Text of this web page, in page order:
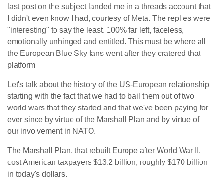
last post on the subject landed me in a threads account that
I didn't even know I had, courtesy of Meta. The replies were
"interesting" to say the least. 100% far left, faceless,
emotionally unhinged and entitled. This must be where all
the European Blue Sky fans went after they cratered that
platform.
Let's talk about the history of the US-European relationship
starting with the fact that we had to bail them out of two
world wars that they started and that we've been paying for
ever since by virtue of the Marshall Plan and by virtue of
our involvement in NATO.
The Marshall Plan, that rebuilt Europe after World War II,
cost American taxpayers $13.2 billion, roughly $170 billion
in today's dollars.